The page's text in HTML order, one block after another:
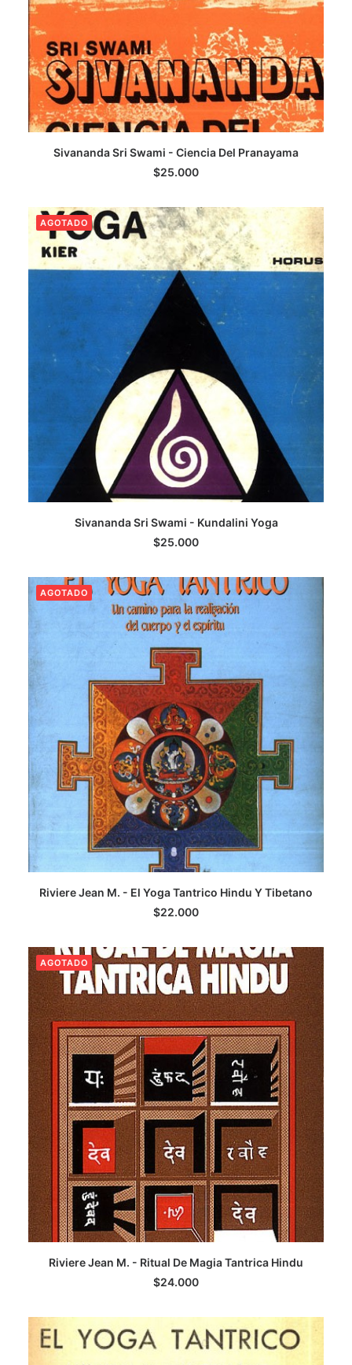
LEER MÁS
Sivananda Sri Swami - Ciencia Del Pranayama
$25.000
AGOTADO
LEER MÁS
Sivananda Sri Swami - Kundalini Yoga
$25.000
AGOTADO
LEER MÁS
Riviere Jean M. - El Yoga Tantrico Hindu Y Tibetano
$22.000
AGOTADO
LEER MÁS
Riviere Jean M. - Ritual De Magia Tantrica Hindu
$24.000